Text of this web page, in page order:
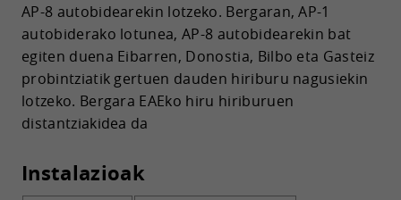
AP-8 autobidearekin lotzeko. Bergaran, AP-1
autobiderako lotunea, AP-8 autobidearekin bat
egiten duena Eibarren, Donostia, Bilbo eta Gasteiz
probintziatik gertuen dauden hiriburu nagusiekin
lotzeko. Bergara EAEko hiru hiriburuen
distantziakidea da
Instalazioak